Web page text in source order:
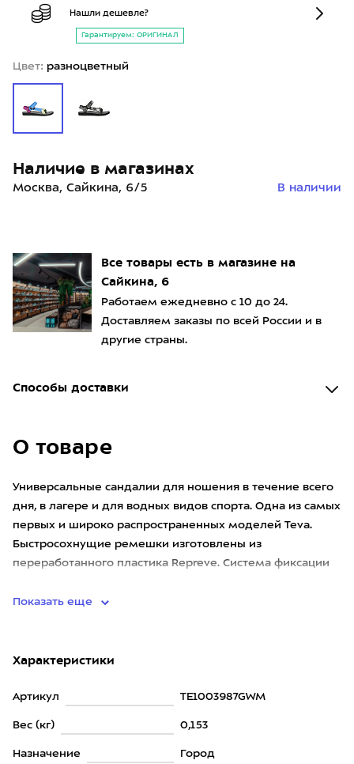
Все товары есть в магазине на
Сайкина, 6
Работаем ежедневно с 10 до 24.
Доставляем заказы по всей России и в
другие страны.
Способы доставки
О товаре
Универсальные сандалии для ношения в течение всего
дня, в лагере и для водных видов спорта. Одна из самых
первых и широко распространенных моделей Teva.
Быстросохнущие ремешки изготовлены из
переработанного пластика Repreve. Система фиксации
Показать еще
Характеристики
Артикул TE1003987GWM
Вес (кг) 0,153
Назначение Город
Нашли дешевле?
Гарантируем: ОРИГИНАЛ
Цвет: разноцветный
Наличие в магазинах
Москва, Сайкина, 6/5 В наличии